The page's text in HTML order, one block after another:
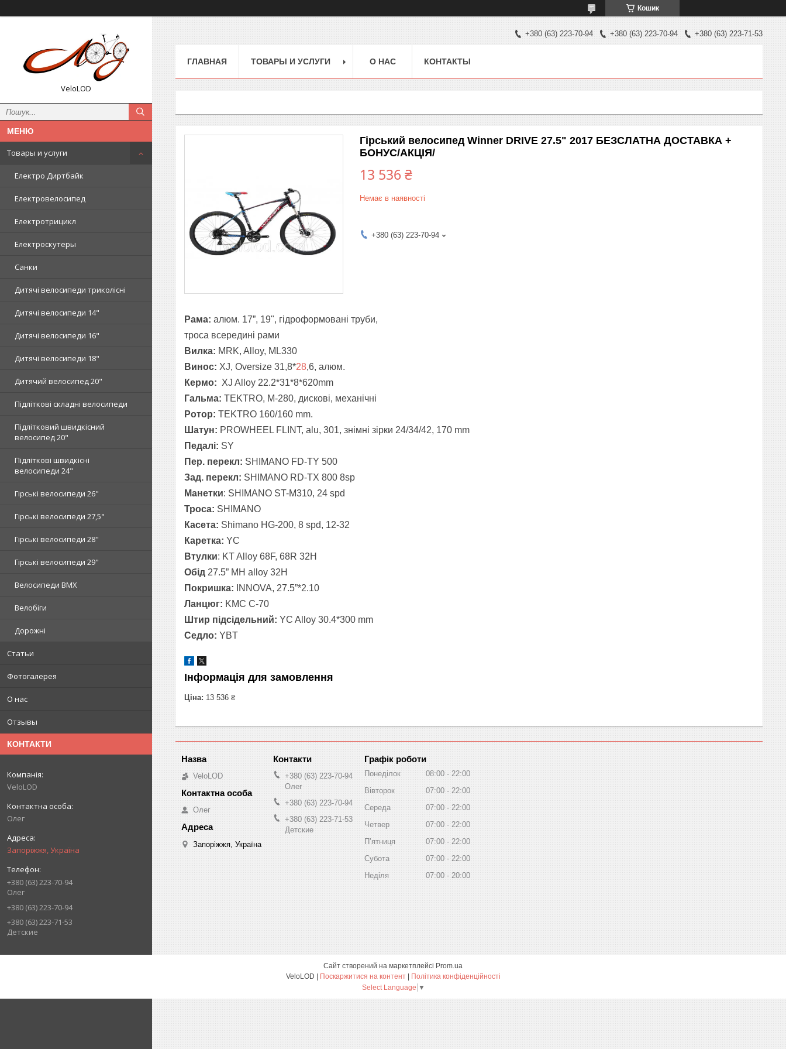
Кошик
VeloLOD
Товары и услуги
Електро Диртбайк
Електровелосипед
Електротрицикл
Електроскутеры
Санки
Дитячі велосипеди триколісні
Дитячі велосипеди 14"
Дитячі велосипеди 16"
Дитячі велосипеди 18"
Дитячий велосипед 20"
Підліткові складні велосипеди
Підлітковий швидкісний
велосипед 20"
Підліткові швидкісні
велосипеди 24"
Гірські велосипеди 26"
Гірські велосипеди 27,5"
Гірські велосипеди 28"
Гірські велосипеди 29"
Велосипеди BMX
Велобіги
Дорожні
Статьи
Фотогалерея
О нас
Отзывы
КОНТАКТИ
VeloLOD
Олег
Запоріжжя, Україна
+380 (63) 223-70-94
Олег
+380 (63) 223-70-94
+380 (63) 223-71-53
Детские
+380 (63) 223-70-94 +380 (63) 223-70-94 +380 (63) 223-71-53
ГЛАВНАЯ ТОВАРЫ И УСЛУГИ О НАС КОНТАКТЫ
Гірський велосипед Winner DRIVE 27.5" 2017 БЕЗСЛАТНА ДОСТАВКА +
БОНУС/АКЦІЯ/
13 536 ₴
Немає в наявності
+380 (63) 223-70-94
Рама: алюм. 17”, 19", гідроформовані труби,
троса всередині рами
Вилка: MRK, Alloy, ML330
Винос: XJ, Oversize 31,8*28,6, алюм.
Кермо: XJ Alloy 22.2*31*8*620mm
Гальма: TEKTRO, M-280, дискові, механічні
Ротор: TEKTRO 160/160 mm.
Шатун: PROWHEEL FLINT, alu, 301, знімні зірки 24/34/42, 170 mm
Педалі: SY
Пер. перекл: SHIMANO FD-TY 500
Зад. перекл: SHIMANO RD-TX 800 8sp
Манетки: SHIMANO ST-M310, 24 spd
Троса: SHIMANO
Касета: Shimano HG-200, 8 spd, 12-32
Каретка: YC
Втулки: KT Alloy 68F, 68R 32H
Обід 27.5” MH alloy 32H
Покришка:
INNOVA, 27.5”*2.10
Ланцюг: KMC C-70
Штир підсідельний: YC Alloy 30.4*300 mm
Cедло: YBT
Інформація для замовлення
Ціна: 13 536 ₴
VeloLOD
Олег
Запоріжжя, Україна
+380 (63) 223-70-94
Олег
+380 (63) 223-70-94
+380 (63) 223-71-53
Детские
Графік роботи
Понеділок 08:00
22:00
Вівторок
07:00
22:00
Середа
07:00
22:00
Четвер
07:00
22:00
Пʼятниця
07:00
22:00
Субота
07:00
22:00
Неділя
07:00 20:00
Сайт створений на маркетплейсі Prom.ua
Поскаржитися на контент
Політика конфіденційності
Select Language ▼